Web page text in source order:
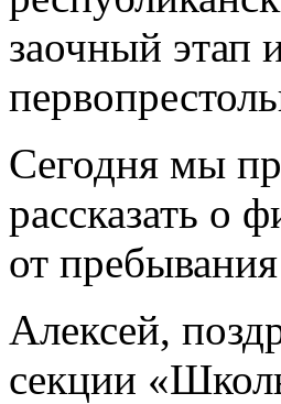
заочный этап
Сегодня мы
рассказать о
от
Алексей,
секции